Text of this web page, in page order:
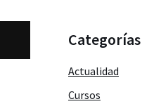
Categorías
Actualidad
Cursos